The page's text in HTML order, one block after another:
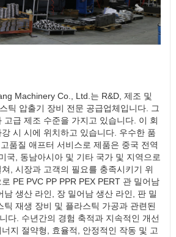
Machinery Co., Ltd.는 R&D, 제조 및
틱 압출기 장비 전문 공급업체입니다. 그
고급 제조 수준을 가지고 있습니다. 이 회
시 시에 위치하고 있습니다. 우수한 품
품질 애프터 서비스로 제품은 중국 전역
국, 동남아시아 및 기타 국가 및 지역으로
, 시장과 고객의 필요를 충족시키기 위
PE PVC PP PPR PEX PERT 관 밀어남
남 생산 라인, 장 밀어남 생산 라인, 판 밀
틱 재생 장비 및 플라스틱 가공과 관련된
다. 수년간의 경험 축적과 지속적인 개선
지 절약형, 효율적, 안정적인 작동 및 고